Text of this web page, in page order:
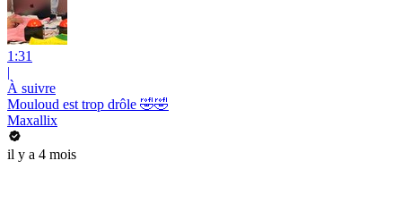
1:31
|
À suivre
Mouloud est trop drôle 🤣🤣
Maxallix
il y a 4 mois